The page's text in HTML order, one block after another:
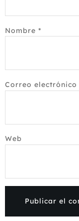
Nombre *
Correo electrónico
Web